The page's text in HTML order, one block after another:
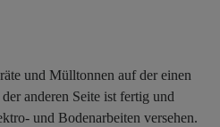
und Mülltonnen auf der einen
anderen Seite ist fertig und
und Bodenarbeiten versehen.